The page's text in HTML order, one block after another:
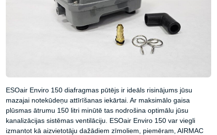
ESOair Enviro 150 diafragmas pūtējs ir ideāls risinājums jūsu
mazajai notekūdeņu attīrīšanas iekārtai. Ar maksimālo gaisa
plūsmas ātrumu 150 litri minūtē tas nodrošina optimālu jūsu
kanalizācijas sistēmas ventilāciju. ESOair Enviro 150 var viegli
izmantot kā aizvietotāju dažādiem zīmoliem, piemēram, AIRMAC